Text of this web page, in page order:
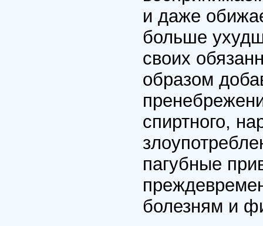
и даже
больше
своих
образом
спиртного,
пагубные
болезням и